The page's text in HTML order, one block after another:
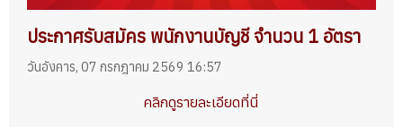
ประกาศรับสมัคร พนักงานบัญชี จำนวน 1 อัตรา
วันอังคาร, 07 กรกฎาคม 2569 16:57
คลิกดูรายละเอียดที่นี่